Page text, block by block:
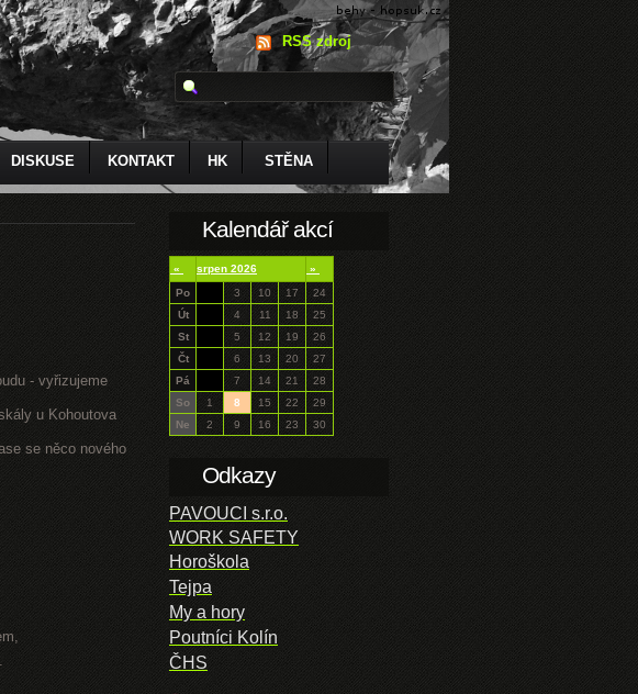
RSS zdroj
DISKUSE KONTAKT HK STĚNA
- vyřizujeme
u Kohoutova
se něco nového
Kalendář akcí
« srpen 2026
»
Po
3 10 17
24
Út
4 11 18
25
St
5 12 19
26
Čt
6 13 20
27
Pá
7 14 21
28
So
1 8 15 22
29
Ne
2 9 16 23 30
Odkazy
PAVOUCI s.r.o.
WORK SAFETY
Horoškola
Tejpa
My a hory
Poutníci Kolín
ČHS